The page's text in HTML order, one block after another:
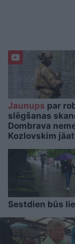
Jaunups par
slēgšanas
Dombrava
Kozlovskim
Sestdien būs